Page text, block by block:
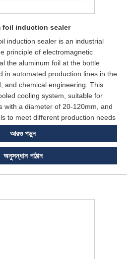
foil induction sealer
induction sealer is an industrial
principle of electromagnetic
the aluminum foil at the bottle
in automated production lines in the
and chemical engineering. This
cooling system, suitable for
with a diameter of 20-120mm, and
to meet different production needs
আরও পড়ুন
অনুসন্ধান পাঠান